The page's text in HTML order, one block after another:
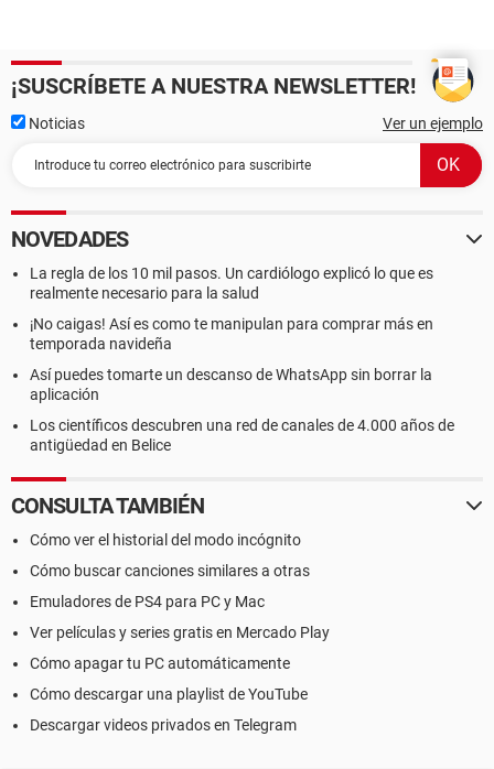
¡SUSCRÍBETE A NUESTRA NEWSLETTER!
Noticias Ver un ejemplo
NOVEDADES
La regla de los 10 mil pasos. Un cardiólogo explicó lo que es
realmente necesario para la salud
¡No caigas! Así es como te manipulan para comprar más en
temporada navideña
Así puedes tomarte un descanso de WhatsApp sin borrar la
aplicación
Los científicos descubren una red de canales de 4.000 años de
antigüedad en Belice
CONSULTA TAMBIÉN
Cómo ver el historial del modo incógnito
Cómo buscar canciones similares a otras
Emuladores de PS4 para PC y Mac
Ver películas y series gratis en Mercado Play
Cómo apagar tu PC automáticamente
Cómo descargar una playlist de YouTube
Descargar videos privados en Telegram